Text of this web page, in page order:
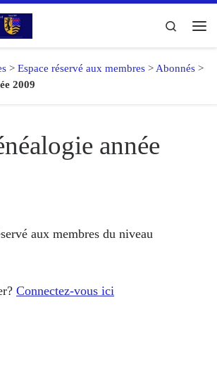
Search
> Espace réservé aux membres >Abonnés >
2009
année
aux membres du niveau
Connectez-vous ici